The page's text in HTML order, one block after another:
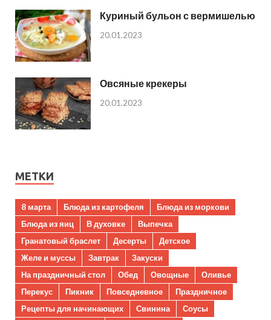
Куриный бульон с вермишелью
20.01.2023
Овсяные крекеры
20.01.2023
МЕТКИ
8 марта Блюда из картофеля
Блюда из моркови
Блюда из яиц
В духовке
Выпечка
Гранатовый браслет
Десерты
Детское
Желе и муссы
Завтрак
Закуски
На праздничный стол
Обед Овощные
Оливье
Перекус
Пикник Повседневное
Праздничное
Рецепты для начинающих
Свинина
Соусы